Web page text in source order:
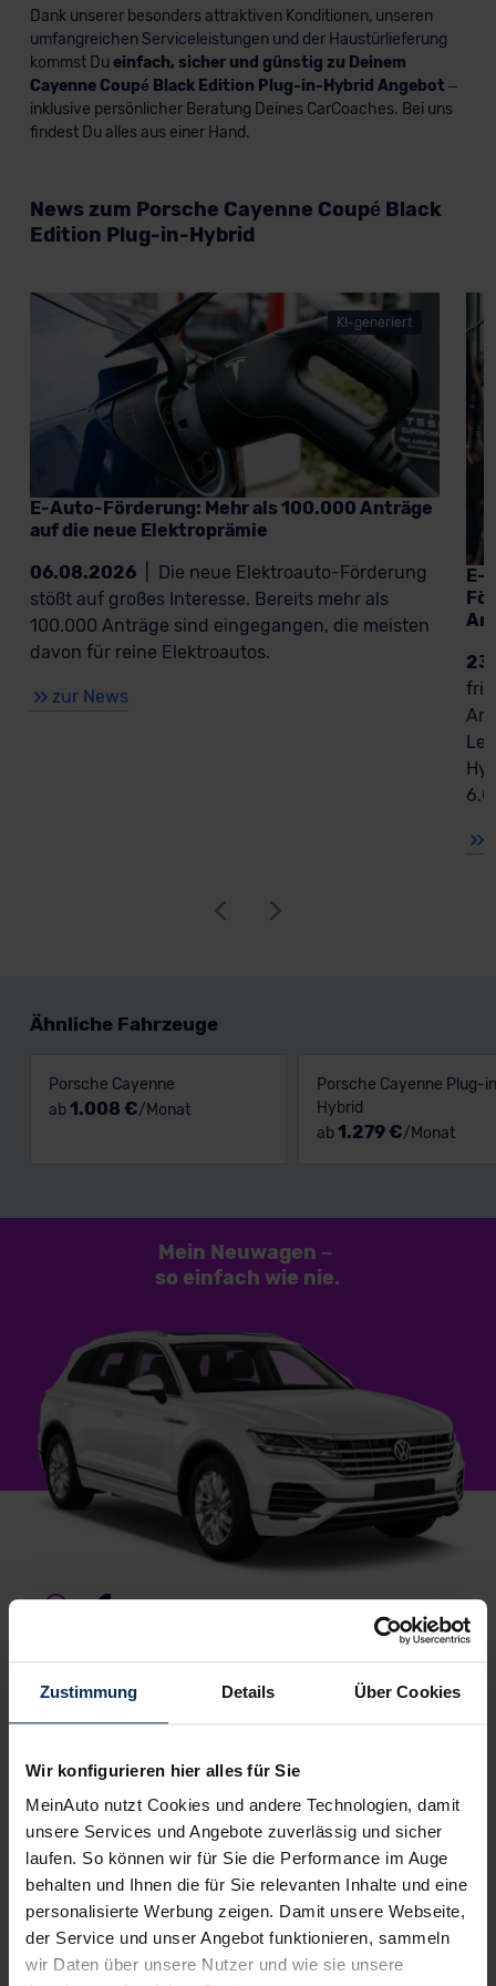
Zustimmung Details Über Cookies
Wir konfigurieren hier alles für Sie
MeinAuto nutzt Cookies und andere Technologien, damit
unsere Services und Angebote zuverlässig und sicher
laufen. So können wir für Sie die Performance im Auge
behalten und Ihnen die für Sie relevanten Inhalte und eine
personalisierte Werbung zeigen. Damit unsere Webseite,
der Service und unser Angebot funktionieren, sammeln
wir Daten über unsere Nutzer und wie sie unsere
Dank unserer besonders attraktiven Konditionen, unseren
umfangreichen Serviceleistungen und der Haustürlieferung
kommst Du einfach, sicher und günstig zu Deinem
Cayenne Coupé Black Edition Plug-in-Hybrid Angebot –
inklusive persönlicher Beratung Deines CarCoaches. Bei uns
findest Du alles aus einer Hand.
News zum Porsche Cayenne Coupé Black
Edition Plug-in-Hybrid
KI-generiert
E-Auto-Förderung: Mehr als 100.000 Anträge
auf die neue Elektroprämie
06.08.2026
Die neue Elektroauto-Förderung
stößt auf großes Interesse. Bereits mehr als
100.000 Anträge sind eingegangen, die meisten
davon für reine Elektroautos.
zur News
E-
Ähnliche Fahrzeuge
Porsche Cayenne
ab1.008 €/Monat
Porsche Cayenne Plug-
Hybrid
ab1.279 €/Monat
Mein Neuwagen –
so einfach wie nie.
1.
Du wählst dein Lieblingsmodell – wir suchen es für
dich.Einfach, kostenlos und unverbindlich. Und
garantiert zu Top-Preisen.
kompetenter Beratung undpersönlichem
Ansprechpartner. Alles klar? Bestelle deinen
Neuwagen, ganz einfach online.
3.Einfach losfahren
Wir lieferndeinen Neuwagen – auf Wunsch sogar
vor die Haustür